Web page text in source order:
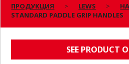
ПРОДУКЦИЯ LEWS
STANDARD PADDLE GRIP HANDLES
SEE PRODUCT